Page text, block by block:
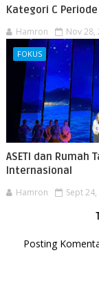
Kategori C
Hamron Nov 28,
FOKUS
ASETI dan Rumah
Internasional
Hamron Sept
Posting